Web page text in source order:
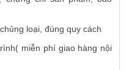
loại, đúng quy cách
miễn phí giao hàng nội